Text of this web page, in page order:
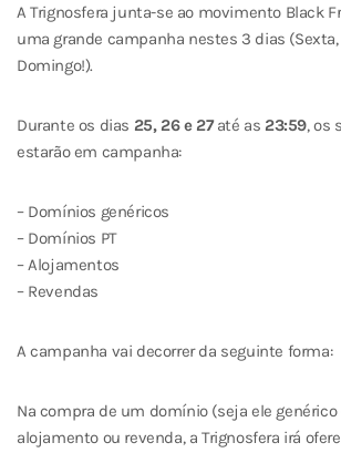
A Trignosfera junta-se ao movimento Black
uma grande campanha nestes 3 dias (Sexta,
Domingo!).
Durante os dias 25, 26 e 27até as 23:59, os
estarão em campanha:
– Domínios genéricos
– Domínios PT
– Alojamentos
– Revendas
A campanha vai decorrer da seguinte forma:
Na compra de um domínio (seja ele genérico
alojamento ou revenda, a Trignosfera irá